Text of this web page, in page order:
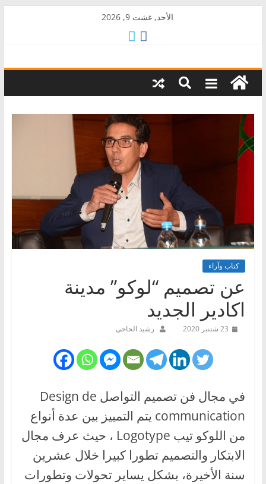
الأحد, غشت 9, 2026
AkalPress
منبر
المغرب
كتاب وآراء
عن تصميم “لوكو” مدينة
اكادير الجديد
23 شتنبر 2020 رشيد الحاحي
في مجال فن تصميم التواصل Design de
communication يتم التمييز بين عدة أنواع
من اللوكو تيب Logotype ، حيث عرف مجال
الابتكار والتصميم تطورا كبيرا خلال عشرين
سنة الأخيرة، بشكل يساير تحولات وتطورات